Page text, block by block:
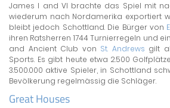
James I and VI brachte das Spiel mit
wiederum nach Nordamerika exportiert
bleibt jedoch Schottland. Die Bürger von
ihren Ratsherren 1744 Turnierregeln und
and Ancient Club von St. Andrews gilt
Sports. Es gibt heute etwa 2.500
3.500.000 aktive Spieler, in Schottland
Bevölkerung regelmässig die Schläger.
Great Houses